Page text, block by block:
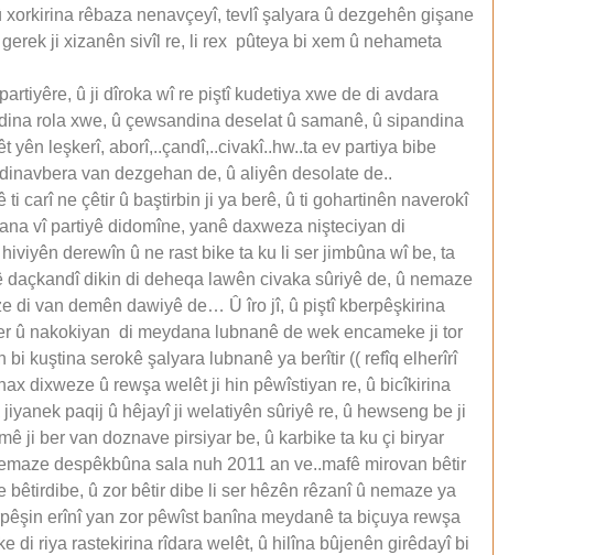
rêbaza nenavçeyî, tevlî şalyara û dezgehên gişane
ji xizanên sivîl re, li rex pûteya bi xem û nehameta
û ji dîroka wî re piştî kudetiya xwe de di avdara
rola xwe, û çewsandina deselat û samanê, û sipandina
leşkerî, aborî,..çandî,..civakî..hw..ta ev partiya bibe
van dezgehan de, û aliyên desolate de..
carî ne çêtir û baştirbin ji ya berê, û ti gohartinên naverokî
vî partiyê didomîne, yanê daxweza nişteciyan di
derewîn û ne rast bike ta ku li ser jimbûna wî be, ta
dikin di deheqa lawên civaka sûriyê de, û nemaze
di van demên dawiyê de… Û îro jî, û piştî kberpêşkirina
û nakokiyan di meydana lubnanê de wek encameke ji tor
kuştina serokê şalyara lubnanê ya berîtir (( refîq elherîrî
dixweze û rewşa welêt ji hin pêwîstiyan re, û bicîkirina
paqij û hêjayî ji welatiyên sûriyê re, û hewseng be ji
ji ber van doznave pirsiyar be, û karbike ta ku çi biryar
despêkbûna sala nuh 2011 an ve..mafê mirovan bêtir
û zor bêtir dibe li ser hêzên rêzanî û nemaze ya
erînî yan zor pêwîst banîna meydanê ta biçuya rewşa
di riya rastekirina rîdara welêt, û hilîna bûjenên girêdayî bi